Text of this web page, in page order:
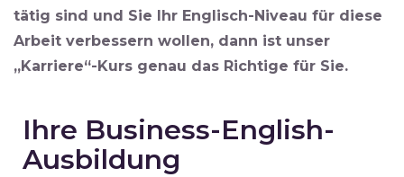
tätig sind und Sie Ihr Englisch-Niveau für diese
Arbeit verbessern wollen, dann ist unser
„Karriere“-Kurs genau das Richtige für Sie.
Ihre Business-English-
Ausbildung